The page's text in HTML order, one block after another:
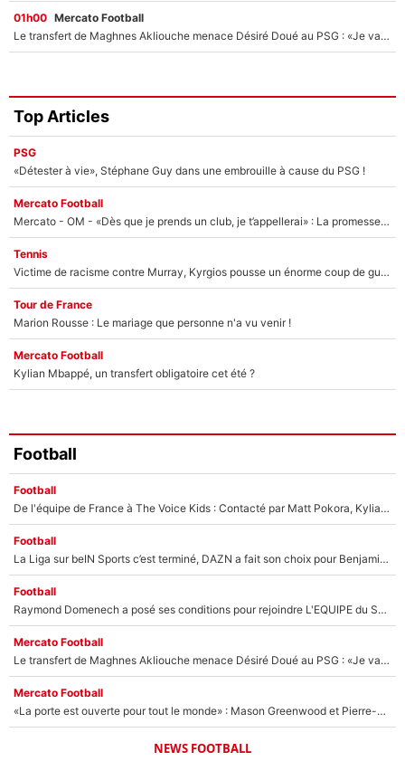
01h00 Mercato Football
Le transfert de Maghnes Akliouche menace Désiré Doué au PSG : «Je valide à 200%»
Top Articles
PSG
«Détester à vie», Stéphane Guy dans une embrouille à cause du PSG !
Mercato Football
Mercato - OM - «Dès que je prends un club, je t’appellerai» : La promesse de Marcelino au moment de claquer la porte
Tennis
Victime de racisme contre Murray, Kyrgios pousse un énorme coup de gueule !
Tour de France
Marion Rousse : Le mariage que personne n'a vu venir !
Mercato Football
Kylian Mbappé, un transfert obligatoire cet été ?
Football
Football
De l'équipe de France à The Voice Kids : Contacté par Matt Pokora, Kylian Mbappé a accepté de jouer un rôle inédit sur TF1 !
Football
La Liga sur beIN Sports c’est terminé, DAZN a fait son choix pour Benjamin Da Silva et Omar Da Fonseca !
Football
Raymond Domenech a posé ses conditions pour rejoindre L'EQUIPE du Soir : Il refuse de faire l'émission avec un autre chroniqueur !
Mercato Football
Le transfert de Maghnes Akliouche menace Désiré Doué au PSG : «Je valide à 200%»
Mercato Football
«La porte est ouverte pour tout le monde» : Mason Greenwood et Pierre-Emerick Aubameyang ont quitté l'OM, Amine Gouiri balance sur la suite du mercato et sur la réaction du vestiaire !
NEWS FOOTBALL